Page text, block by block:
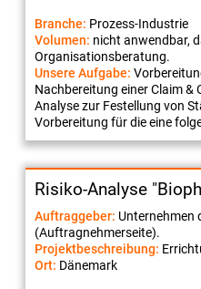
Branche: Prozess-Industrie
Volumen: nicht anwendbar,
Organisationsberatung.
Unsere Aufgabe:
Nachbereitung einer Claim
Analyse zur Festellung von
Vorbereitung für die eine
Risiko-Analyse
Auftraggeber: Unternehmen
(Auftragnehmerseite).
Projektbeschreibung:
Ort: Dänemark